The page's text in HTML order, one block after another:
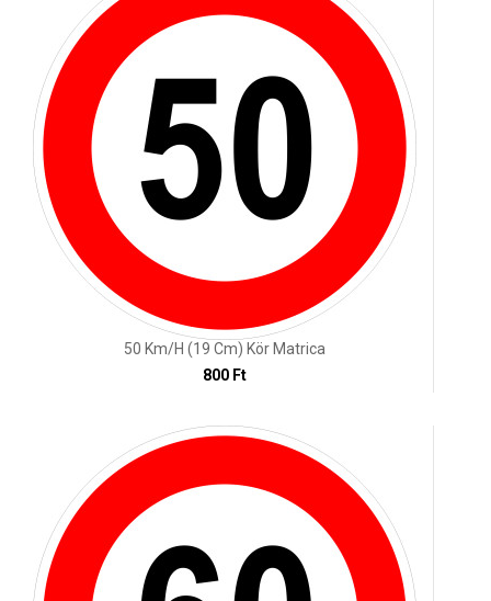
50 Km/h (19 Cm) Kör Matrica
800 Ft